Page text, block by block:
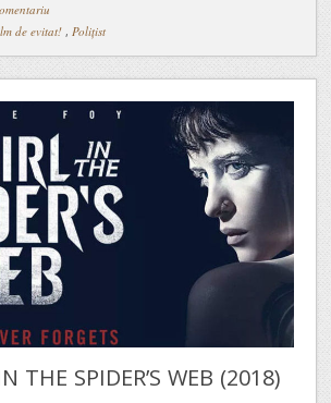
de evitat!, Polițist
THE SPIDER’S WEB (2018)